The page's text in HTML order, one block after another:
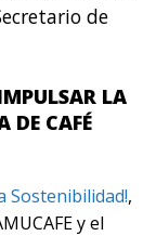
de
LA
DE CAFÉ
Sostenibilidad!,
y el